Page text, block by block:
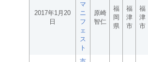
2017年1月20
日
マ
ニ
フ
ェ
ス
ト
原崎
智仁
福
岡
県
福
津
市
福
津
市